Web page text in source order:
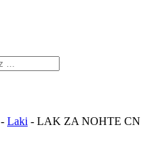
- Laki - LAK ZA NOHTE CN